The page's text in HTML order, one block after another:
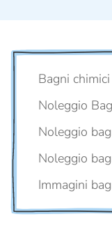
Bagni chimici
Noleggio
Noleggio
Noleggio
Immagini